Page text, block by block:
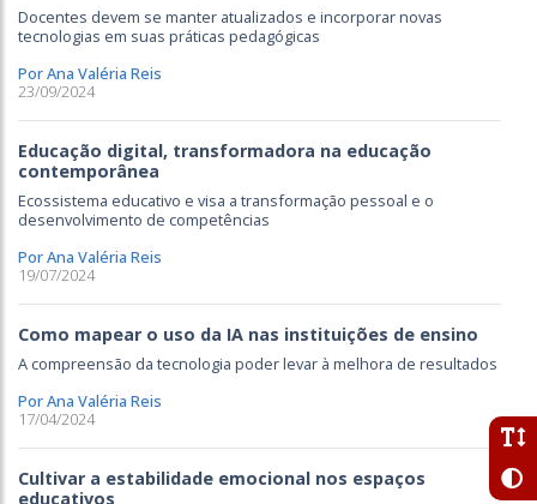
Docentes devem se manter atualizados e incorporar novas
tecnologias em suas práticas pedagógicas
Por Ana Valéria Reis
23/09/2024
Educação digital, transformadora na educação
contemporânea
Ecossistema educativo e visa a transformação pessoal e o
desenvolvimento de competências
Por Ana Valéria Reis
19/07/2024
Como mapear o uso da IA nas instituições de ensino
A compreensão da tecnologia poder levar à melhora de resultados
Por Ana Valéria Reis
17/04/2024
Cultivar a estabilidade emocional nos espaços
educativos